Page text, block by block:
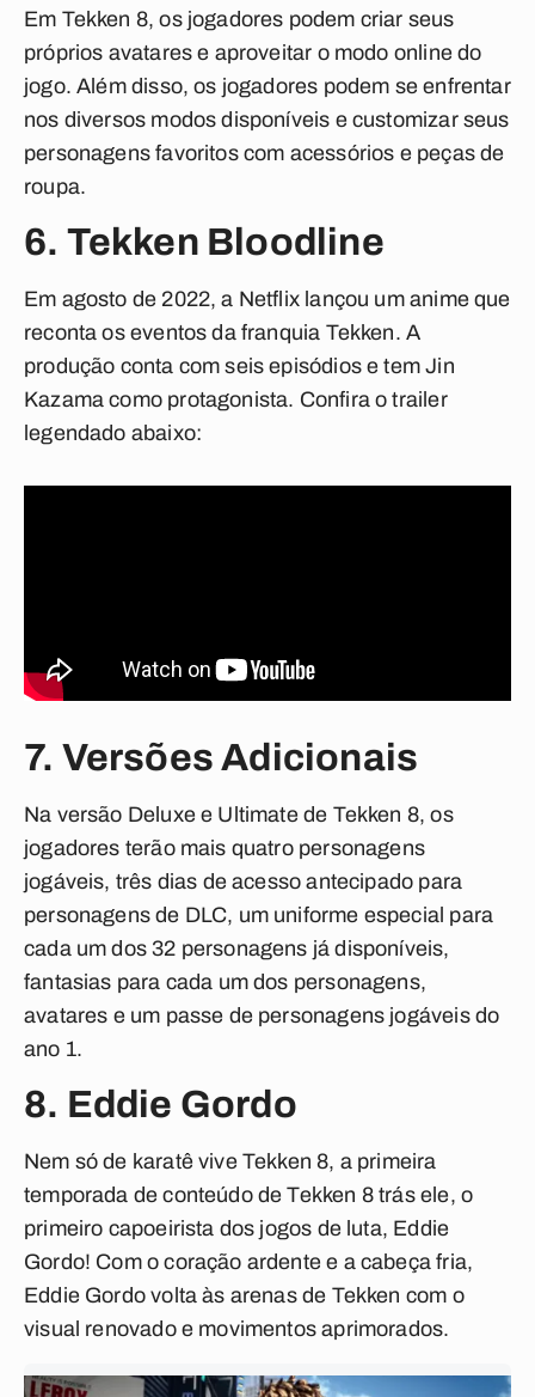
Em Tekken 8, os jogadores podem criar seus
próprios avatares e aproveitar o modo online do
jogo. Além disso, os jogadores podem se enfrentar
nos diversos modos disponíveis e customizar seus
personagens favoritos com acessórios e peças de
roupa.
6. Tekken Bloodline
Em agosto de 2022, a Netflix lançou um anime que
reconta os eventos da franquia Tekken. A
produção conta com seis episódios e tem Jin
Kazama como protagonista. Confira o trailer
legendado abaixo:
7. Versões Adicionais
Na versão Deluxe e Ultimate de Tekken 8, os
jogadores terão mais quatro personagens
jogáveis, três dias de acesso antecipado para
personagens de DLC, um uniforme especial para
cada um dos 32 personagens já disponíveis,
fantasias para cada um dos personagens,
avatares e um passe de personagens jogáveis do
ano 1.
8. Eddie Gordo
Nem só de karatê vive Tekken 8, a primeira
temporada de conteúdo de Tekken 8 trás ele, o
primeiro capoeirista dos jogos de luta, Eddie
Gordo! Com o coração ardente e a cabeça fria,
Eddie Gordo volta às arenas de Tekken com o
visual renovado e movimentos aprimorados.